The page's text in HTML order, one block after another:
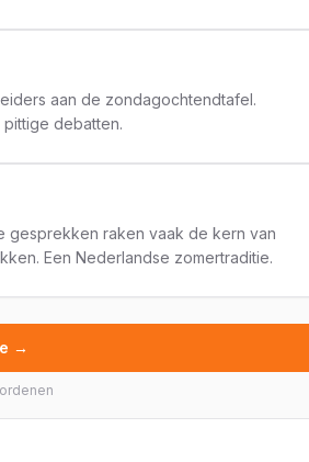
aan de zondagochtendtafel.
debatten.
gesprekken raken vaak de kern van
Een Nederlandse zomertraditie.
→